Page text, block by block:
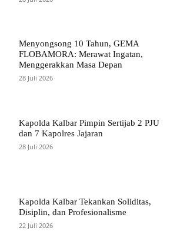
Menyongsong 10 Tahun, GEMA
FLOBAMORA: Merawat Ingatan,
Menggerakkan Masa Depan
28 Juli 2026
Kapolda Kalbar Pimpin Sertijab 2 PJU
dan 7 Kapolres Jajaran
28 Juli 2026
Kapolda Kalbar Tekankan Soliditas,
Disiplin, dan Profesionalisme
22 Juli 2026